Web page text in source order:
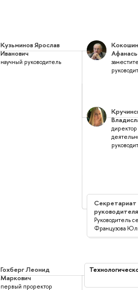
Кузьминов Ярослав
Иванович
научный руководитель
Секретариат
руководителя
Руководитель
Французова
Гохберг Леонид
Маркович
первый проректор